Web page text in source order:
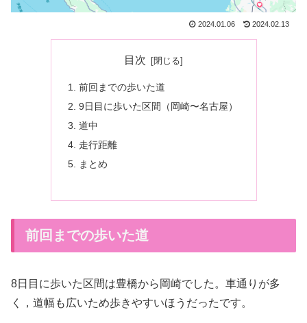
2024.01.06 2024.02.13
目次
前回までの歩いた道
9日目に歩いた区間（岡崎〜名古屋）
道中
走行距離
まとめ
前回までの歩いた道
8日目に歩いた区間は豊橋から岡崎でした。車通りが多
く，道幅も広いため歩きやすいほうだったです。